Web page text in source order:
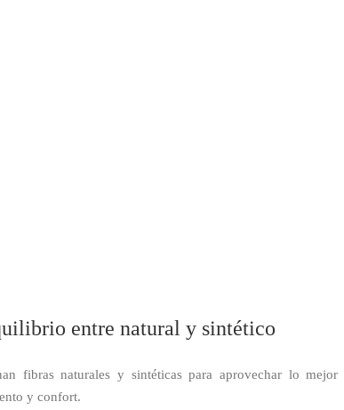
entre natural y sintético
fibras naturales y sintéticas para aprovechar lo
y confort.